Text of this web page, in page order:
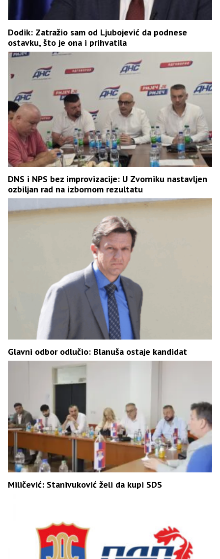
Dodik: Zatražio sam od Ljubojević da podnese
ostavku, što je ona i prihvatila
DNS i NPS bez improvizacije: U Zvorniku nastavljen
ozbiljan rad na izbornom rezultatu
Glavni odbor odlučio: Blanuša ostaje kandidat
Miličević: Stanivuković želi da kupi SDS